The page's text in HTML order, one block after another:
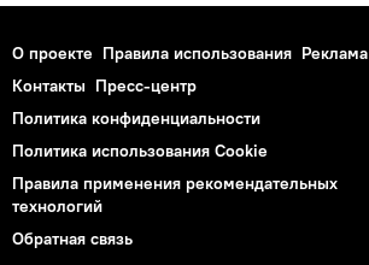
О проекте Правила использования Реклама
Контакты Пресс-центр
Политика конфиденциальности
Политика использования Cookie
Правила применения рекомендательных
технологий
Обратная связь